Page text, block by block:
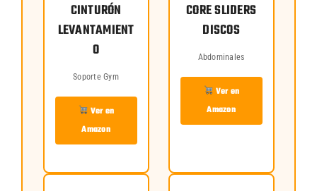
CINTURÓN
LEVANTAMIENT
O
Soporte Gym
Ver en
Amazon
CORE SLIDERS
DISCOS
Abdominales
Ver en
Amazon